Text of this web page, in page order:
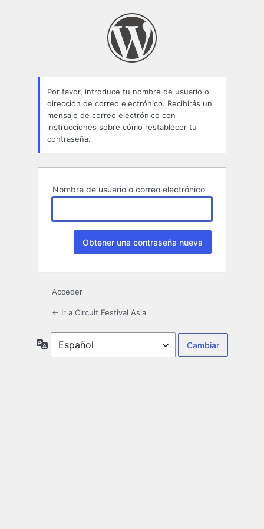
Por favor, introduce tu nombre de usuario o
dirección de correo electrónico. Recibirás un
mensaje de correo electrónico con
instrucciones sobre cómo restablecer tu
contraseña.
Nombre de usuario o correo electrónico
Acceder
← Ir a Circuit Festival Asia
Idioma